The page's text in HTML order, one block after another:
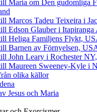
Maria om Den gudomliga
Marcos Tadeu Teixeira i
Edson Glauber i
Heliga Familjens Flykt,
Barnen av Förnyelsen,
John Leary i Rochester
Maureen Sweeney-Kyle i
olika källor
Jesus och Maria